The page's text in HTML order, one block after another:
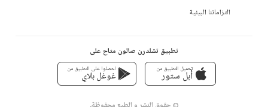
التزاماتنا البيئية
تطبيق تشلدرن صالون متاح على
تحميل التطبيق من
أبل ستور
احصلوا على التطبيق من
غوغل بلاي